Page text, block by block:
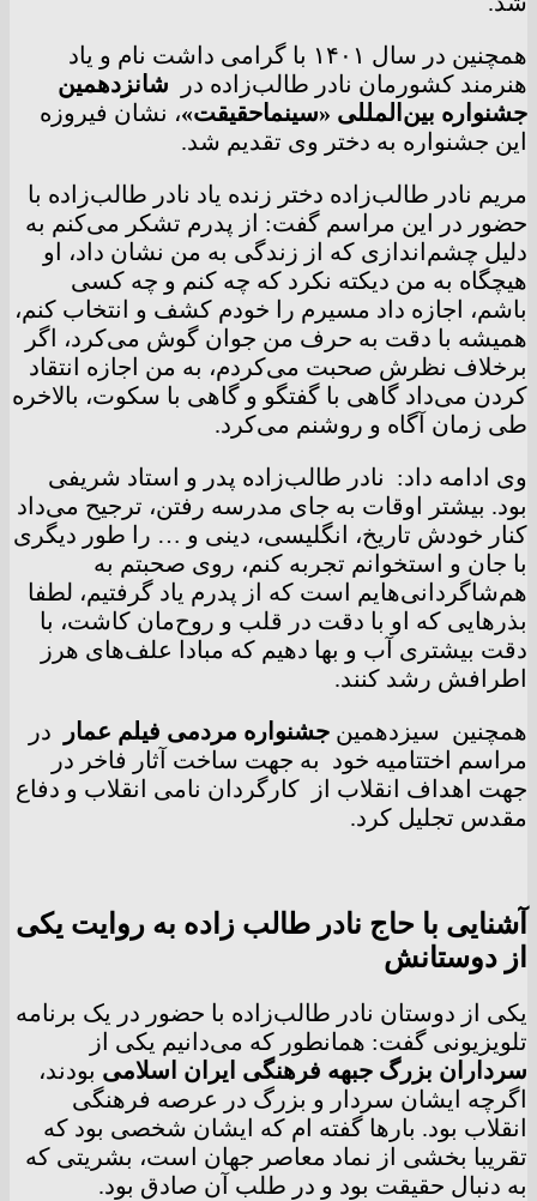
همچنین در سال ۱۴۰۱ با گرامی داشت نام و یاد
هنرمند کشورمان نادر طالب‌زاده در شانزدهمین
جشنواره بین‌المللی «سینماحقیقت»، نشان فیروزه
این جشنواره به دختر وی تقدیم شد.
مریم نادر طالب‌زاده دختر زنده یاد نادر طالب‌زاده با
حضور در این مراسم گفت: از پدرم تشکر می‌کنم به
دلیل چشم‌اندازی که از زندگی به من نشان داد، او
هیچگاه به من دیکته نکرد که چه کنم و چه کسی
باشم، اجازه داد مسیرم را خودم کشف و انتخاب کنم،
همیشه با دقت به حرف من جوان گوش می‌کرد، اگر
برخلاف نظرش صحبت می‌کردم، به من اجازه انتقاد
کردن می‌داد گاهی با گفتگو و گاهی با سکوت، بالاخره
طی زمان آگاه و روشنم می‌کرد.
وی ادامه داد: نادر طالب‌زاده پدر و استاد شریفی
بود. بیشتر اوقات به جای مدرسه رفتن، ترجیح می‌داد
کنار خودش تاریخ، انگلیسی، دینی و … را طور دیگری
با جان و استخوانم تجربه کنم، روی صحبتم به
هم‌شاگردانی‌هایم است که از پدرم یاد گرفتیم، لطفا
بذرهایی که او با دقت در قلب و روح‌مان کاشت، با
دقت بیشتری آب و بها دهیم که مبادا علف‌های هرز
اطرافش رشد کنند.
همچنین سیزدهمین جشنواره مردمی فیلم عمار
در
مراسم اختتامیه خود به جهت ساخت آثار فاخر در
جهت اهداف انقلاب از کارگردان نامی انقلاب و دفاع
مقدس تجلیل کرد.
آشنایی با حاج نادر طالب زاده به روایت یکی
از دوستانش
یکی از دوستان نادر طالب‌زاده با حضور در یک برنامه
تلویزیونی گفت: همانطور که می‌دانیم یکی از
سرداران بزرگ جبهه فرهنگی ایران اسلامی بودند،
اگرچه ایشان سردار و بزرگ در عرصه فرهنگی
انقلاب بود. بارها گفته ام که ایشان شخصی بود که
تقریبا بخشی از نماد معاصر جهان است، بشریتی که
به دنبال حقیقت بود و در طلب آن صادق بود.